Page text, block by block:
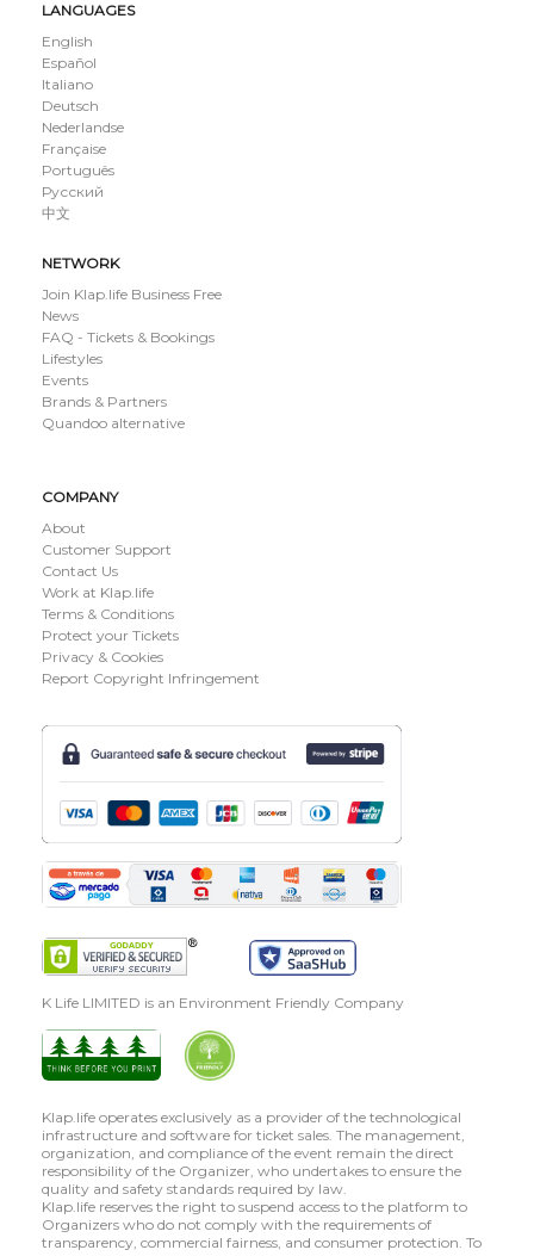
LANGUAGES
English
Español
Italiano
Deutsch
Nederlandse
Française
Português
Русский
中文
NETWORK
Join Klap.life Business Free
News
FAQ - Tickets & Bookings
Lifestyles
Events
Brands & Partners
Quandoo alternative
COMPANY
About
Customer Support
Contact Us
Work at Klap.life
Terms & Conditions
Protect your Tickets
Privacy & Cookies
Report Copyright Infringement
K Life LIMITED is an Environment Friendly Company
Klap.life operates exclusively as a provider of the technological
infrastructure and software for ticket sales. The management,
organization, and compliance of the event remain the direct
responsibility of the Organizer, who undertakes to ensure the
quality and safety standards required by law.
Klap.life reserves the right to suspend access to the platform to
Organizers who do not comply with the requirements of
transparency, commercial fairness, and consumer protection. To